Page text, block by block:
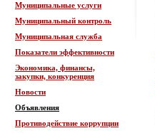
Муниципальные услуги
Муниципальный контроль
Муниципальная служба
Показатели эффективности
Экономика, финансы,
закупки, конкуренция
Новости
Объявления
Противодействие коррупции